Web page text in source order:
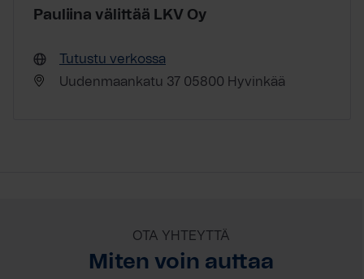
Pauliina välittää LKV Oy
Tutustu verkossa
Uudenmaankatu 37 05800 Hyvinkää
OTA YHTEYTTÄ
Miten voin auttaa